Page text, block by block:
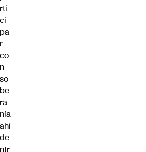
rti
ci
pa
r
co
n
so
be
ra
nía
ahí
de
ntr